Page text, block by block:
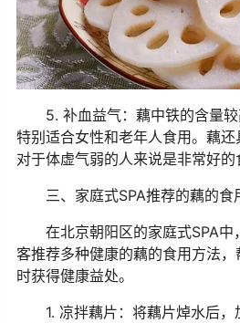
5. 补血益气：藕中铁的含量较
特别适合女性和老年人食用。藕还
对于体虚气弱的人来说是非常好的
三、家庭式SPA推荐的藕的食
在北京朝阳区的家庭式SPA
客推荐多种健康的藕的食用方法
时获得健康益处。
1. 凉拌藕片：将藕片焯水后，